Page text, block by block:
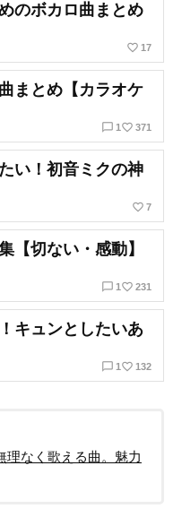
のボカロ曲まとめ
favorite_border 17
まとめ【カラオケ
chat_bubble_outline 1 favorite_border 371
い！初音ミクの神
favorite_border 7
【切ない・感動】
chat_bubble_outline 1 favorite_border 231
キュンとしたいあ
chat_bubble_outline 1 favorite_border 132
理なく歌える曲。魅力